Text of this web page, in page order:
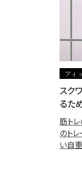
フィ
スク
るた
筋トレ
のト
い自